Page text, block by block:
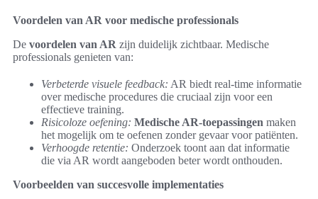
Voordelen van AR voor medische professionals
De voordelen van AR zijn duidelijk zichtbaar. Medische
professionals genieten van:
Verbeterde visuele feedback: AR biedt real-time informatie
over medische procedures die cruciaal zijn voor een
effectieve training.
Risicoloze oefening: Medische AR-toepassingen maken
het mogelijk om te oefenen zonder gevaar voor patiënten.
Verhoogde retentie: Onderzoek toont aan dat informatie
die via AR wordt aangeboden beter wordt onthouden.
Voorbeelden van succesvolle implementaties